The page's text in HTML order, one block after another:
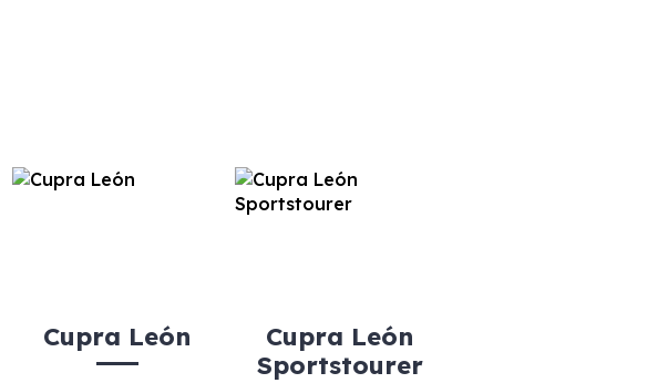
Cupra León
Cupra León
Sportstourer